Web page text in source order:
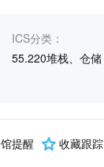
ICS分类：
55.220堆栈、仓储
提醒 收藏跟踪